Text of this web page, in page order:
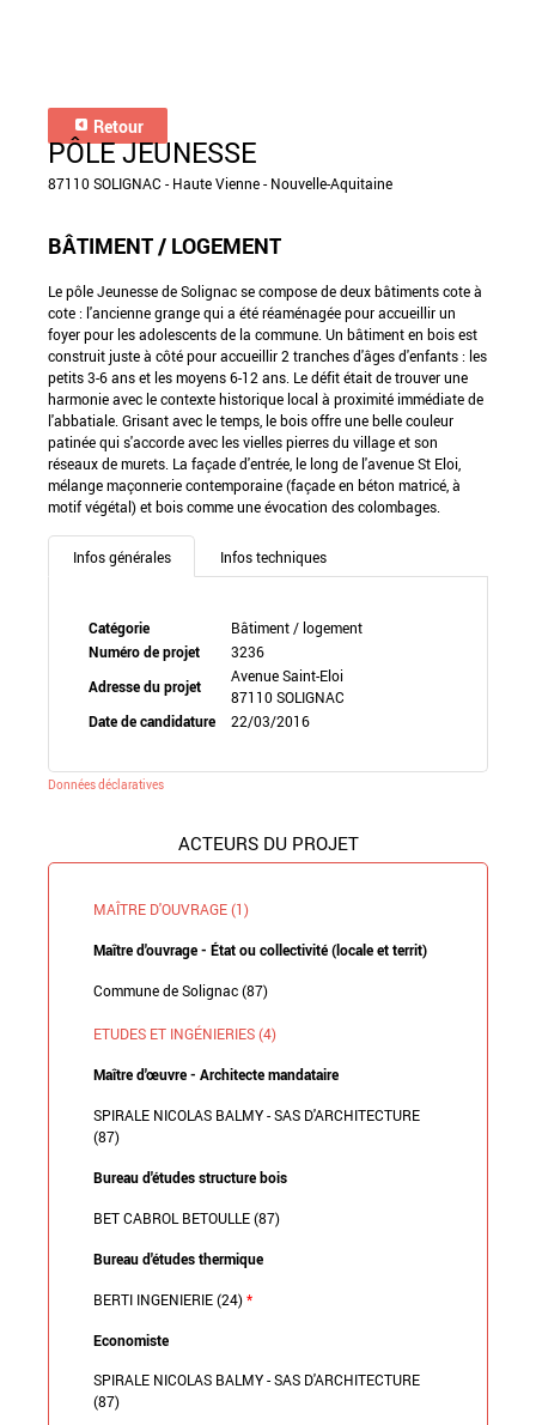
Retour
PÔLE JEUNESSE
87110 SOLIGNAC - Haute Vienne - Nouvelle-Aquitaine
BÂTIMENT / LOGEMENT
Le pôle Jeunesse de Solignac se compose de deux bâtiments cote à
cote : l'ancienne grange qui a été réaménagée pour accueillir un
foyer pour les adolescents de la commune. Un bâtiment en bois est
construit juste à côté pour accueillir 2 tranches d'âges d'enfants : les
petits 3-6 ans et les moyens 6-12 ans. Le défit était de trouver une
harmonie avec le contexte historique local à proximité immédiate de
l'abbatiale. Grisant avec le temps, le bois offre une belle couleur
patinée qui s'accorde avec les vielles pierres du village et son
réseaux de murets. La façade d'entrée, le long de l'avenue St Eloi,
mélange maçonnerie contemporaine (façade en béton matricé, à
motif végétal) et bois comme une évocation des colombages.
Infos générales Infos techniques
Catégorie
Bâtiment / logement
Numéro de projet
3236
Adresse du projet
Avenue Saint-Eloi
87110 SOLIGNAC
Date de candidature
22/03/2016
Données déclaratives
ACTEURS DU PROJET
MAÎTRE D'OUVRAGE (1)
Maître d'ouvrage - État ou collectivité (locale et territ)
Commune de Solignac (87)
ETUDES ET INGÉNIERIES (4)
Maître d'œuvre - Architecte mandataire
SPIRALE NICOLAS BALMY - SAS D'ARCHITECTURE
(87)
Bureau d'études structure bois
BET CABROL BETOULLE (87)
Bureau d'études thermique
BERTI INGENIERIE (24)*
Economiste
SPIRALE NICOLAS BALMY - SAS D'ARCHITECTURE
(87)